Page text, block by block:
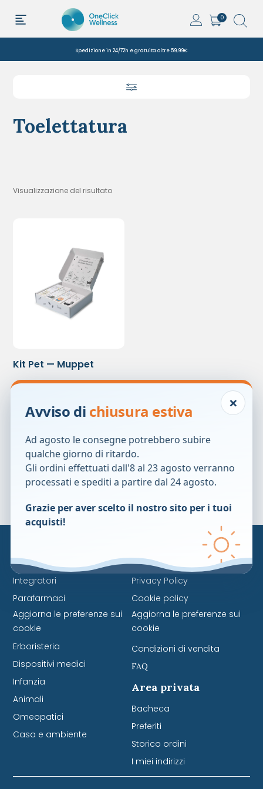
0
Spedizione in 24/72h e gratuita oltre 59,99€
Toelettatura
Visualizzazione del risultato
Kit Pet — Muppet
Prezzo precedente:70,00€
Cosmetici
Integratori
Parafarmaci
Aggiorna le preferenze sui
cookie
Erboristeria
Dispositivi medici
Infanzia
Animali
Omeopatici
Casa e ambiente
Contattaci
Privacy Policy
Cookie policy
Aggiorna le preferenze sui
cookie
Condizioni di vendita
FAQ
Area privata
Bacheca
Preferiti
Storico ordini
I miei indirizzi
×
Avviso di chiusura estiva
Ad agosto le consegne potrebbero subire
qualche giorno di ritardo.
Gli ordini effettuati dall'8 al 23 agosto verranno
processati e spediti a partire dal 24 agosto.
Grazie per aver scelto il nostro sito per i tuoi
acquisti!